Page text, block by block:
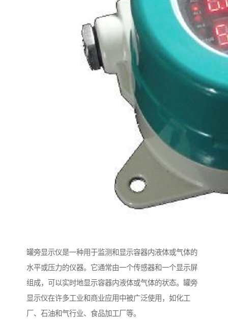
罐旁显示仪是一种用于监测和显示容器内液体或气体的
水平或压力的仪器。它通常由一个传感器和一个显示屏
组成，可以实时地显示容器内液体或气体的状态。罐旁
显示仪在许多工业和商业应用中被广泛使用，如化工
厂、石油和气行业、食品加工厂等。